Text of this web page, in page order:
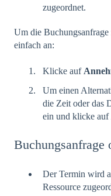
zugeordnet.
Um die
einfach an:
Klicke auf
Um einen
die Zeit oder das
ein und klicke auf
Buchungsanfrage
Der Termin wird
Ressource